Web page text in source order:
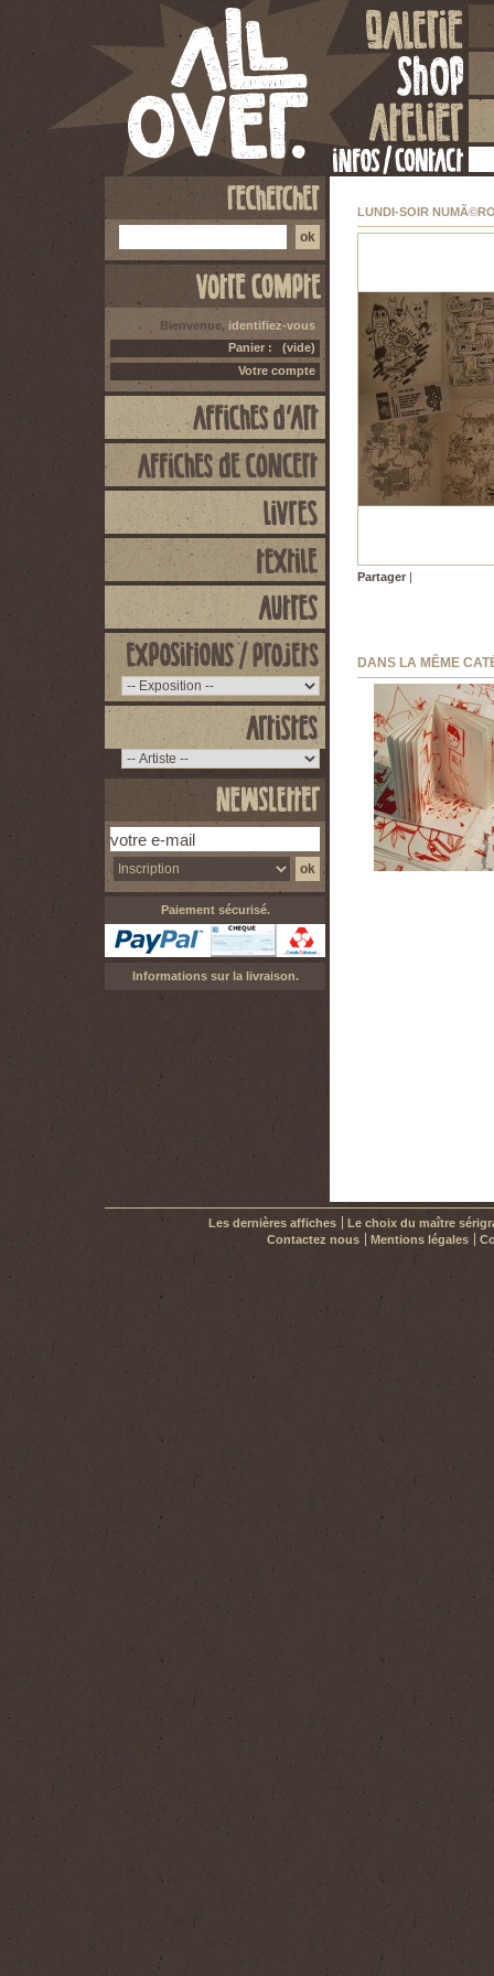
Bienvenue, identifiez-vous
Panier :
(vide)
Votre compte
Paiement sécurisé.
Informations sur la livraison.
LUNDI-SOIR
Partager |
DANS LA MÊME
Les dernières affiches
Le choix du maître
Contactez nous
Mentions légales